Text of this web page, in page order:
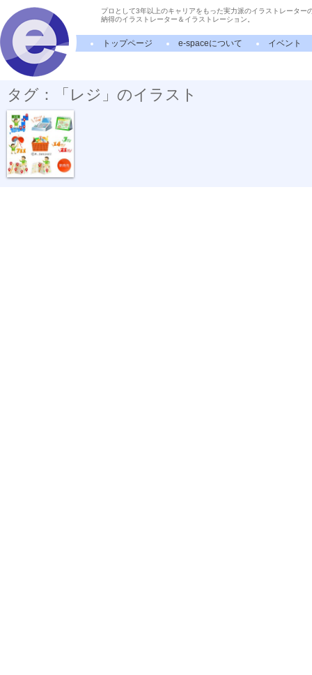
プロとして3年以上のキャリアをもった実力派のイラストレーター
納得のイラストレーター＆イラストレーション。
トップページ e-spaceについて イベント
タグ：「レジ」のイラスト
コンビニ・店...